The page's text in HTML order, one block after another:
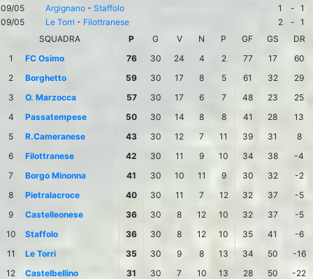
09/05
Argignano - Staffolo 1 - 1
09/05
Le Torri - Filottranese 2 - 1
SQUADRA
P G V N P GF GS
DR
1
FC Osimo 76 30 24 4 2 77 17
60
2
Borghetto 59 30 17 8 5 61 32
29
3
O. Marzocca 57 30 17 6 7 48 23
25
4
Passatempese 50 30 14 8 8 41 28
13
5
R.Cameranese 43 30 12 7 11 39 31
8
6
Filottranese 42 30 11 9 10 34 38
-4
7
Borgo Minonna 41 30 10 11 9 30 32
-2
8
Pietralacroce 40 30 11 7 12 32 37
-5
9
Castelleonese 36 30 8 12 10 32 37
-5
10
Staffolo 36 30 8 12 10 35 41
-6
11
Le Torri 35 30 9 8 13 34 50
-16
12
Castelbellino 31 30 7 10 13 28 50 -22